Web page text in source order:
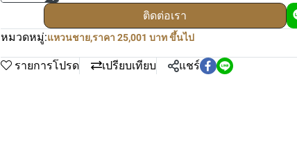
ติดต่อเรา
หมวดหมู่:แหวนชาย,ราคา 25,001 บาท ขึ้นไป
รายการโปรด เปรียบเทียบ แชร์